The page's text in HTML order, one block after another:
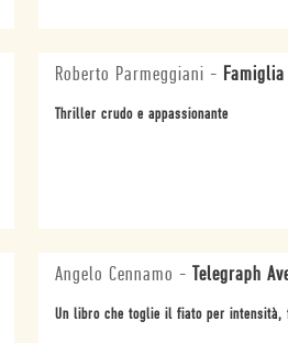
Roberto Parmeggiani -
Thriller crudo e appassionante
Angelo Cennamo - Telegraph
Un libro che toglie il fiato per intensità,